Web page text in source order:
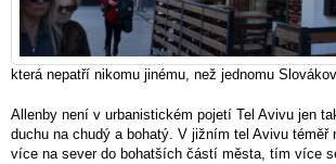
která nepatří nikomu jinému, než jednomu
Allenby není v urbanistickém pojetí Tel Avivu jen
duchu na chudý a bohatý. V jižním tel Avivu
více na sever do bohatších částí města, tím více